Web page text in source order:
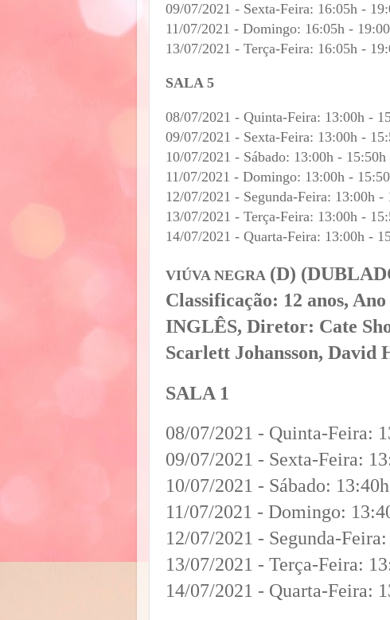
09/07/2021 - Sexta-Feira: 16:05h -
11/07/2021 - Domingo: 16:05h -
13/07/2021 - Terça-Feira: 16:05h -
SALA 5
08/07/2021 - Quinta-Feira: 13:00h -
09/07/2021 - Sexta-Feira: 13:00h -
10/07/2021 - Sábado: 13:00h -
11/07/2021 - Domingo: 13:00h -
12/07/2021 - Segunda-Feira: 13:00h -
13/07/2021 - Terça-Feira: 13:00h -
14/07/2021 - Quarta-Feira: 13:00h -
VIÚVA NEGRA (D)
Classificação: 12 anos,
INGLÊS, Diretor: Cate
Scarlett Johansson, David
SALA 1
08/07/2021 - Quinta-Feira:
09/07/2021 - Sexta-Feira:
10/07/2021 - Sábado:
11/07/2021 - Domingo:
12/07/2021 - Segunda-
13/07/2021 - Terça-Feira:
14/07/2021 - Quarta-Feira: